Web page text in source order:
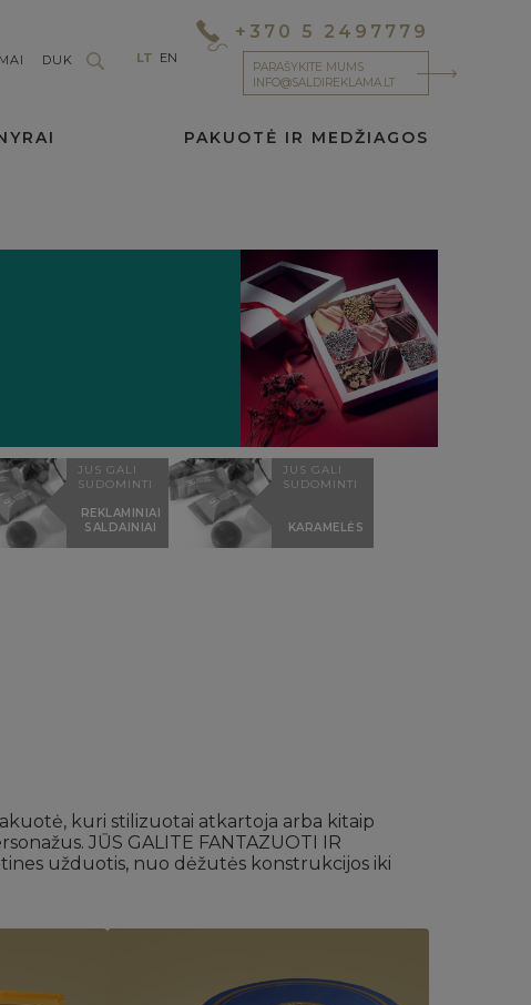
DUK LT EN
+370 5 2497779
PARAŠYKITE MUMS
INFO@SALDIREKLAMA.LT
PAKUOTĖ IR MEDŽIAGOS
JUS GALI
SUDOMINTI
REKLAMINIAI
SALDAINIAI
JUS GALI
SUDOMINTI
KARAMELĖS
kuri stilizuotai atkartoja arba kitaip
JŪS GALITE FANTAZUOTI IR
užduotis, nuo dėžutės konstrukcijos iki